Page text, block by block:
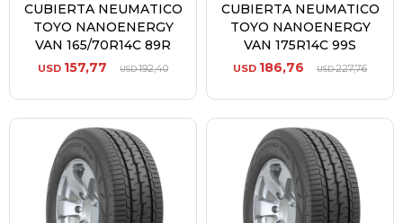
CUBIERTA NEUMATICO
TOYO NANOENERGY
VAN 165/70R14C 89R
USD 157,77 USD192,40
CUBIERTA NEUMATICO
TOYO NANOENERGY
VAN 175R14C 99S
USD 186,76 USD227,76